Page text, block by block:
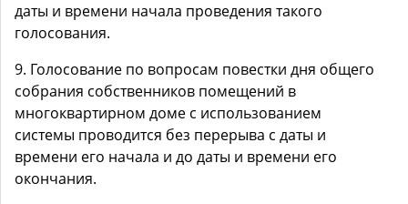
даты и времени начала проведения такого
голосования.
9. Голосование по вопросам повестки дня общего
собрания собственников помещений в
многоквартирном доме с использованием
системы проводится без перерыва с даты и
времени его начала и до даты и времени его
окончания.